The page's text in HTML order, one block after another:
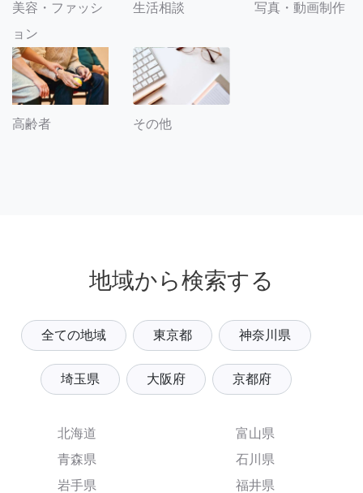
美容・ファッシ
ョン
生活相談 写真・動画制作
高齢者 その他
地域から検索する
全ての地域 東京都 神奈川県
埼玉県 大阪府 京都府
北海道
青森県
岩手県
富山県
石川県
福井県